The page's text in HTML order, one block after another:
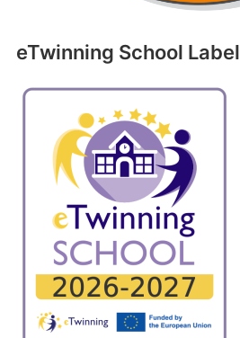
eTwinning School